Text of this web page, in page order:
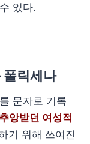
있다.
폴릭세나
문자로 기록
추앙받던 여성적
기 위해 쓰여진